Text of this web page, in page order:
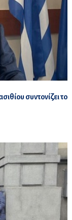
συντονίζει το